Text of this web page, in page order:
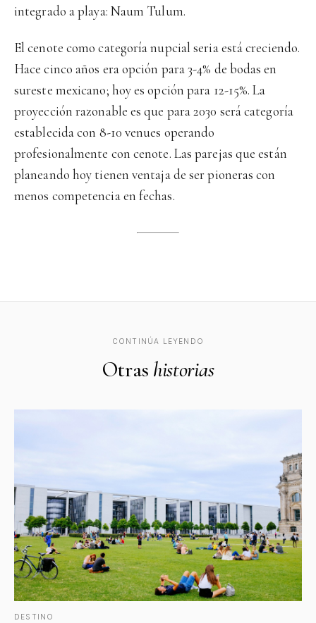
integrado a playa: Naum Tulum.
El cenote como categoría nupcial seria está creciendo.
Hace cinco años era opción para 3-4% de bodas en
sureste mexicano; hoy es opción para 12-15%. La
proyección razonable es que para 2030 será categoría
establecida con 8-10 venues operando
profesionalmente con cenote. Las parejas que están
planeando hoy tienen ventaja de ser pioneras con
menos competencia en fechas.
CONTINÚA LEYENDO
Otras historias
DESTINO